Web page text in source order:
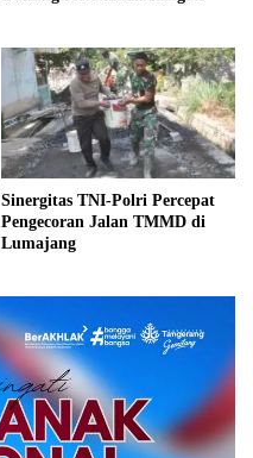
Sinergitas TNI-Polri Percepat
Pengecoran Jalan TMMD di
Lumajang